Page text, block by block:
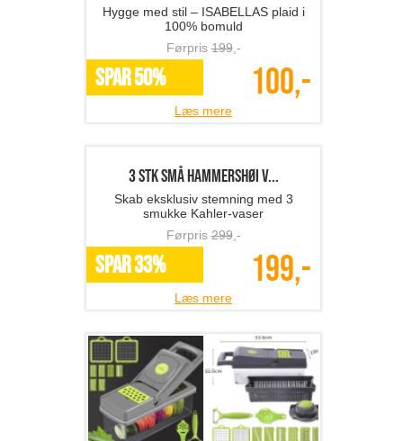
JUNA sengetæppe
Giv soveværelset et løft med et
stilrent JUNA sengetæppe
Førpris
Hygge med stil – ISABELLAS plaid i
100% bomuld
Førpris 199 ,-
SPAR 50% 100,-